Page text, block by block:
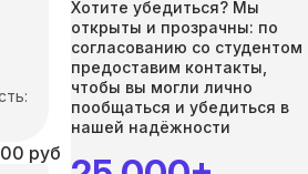
руб
Хотите убедиться? Мы
открыты и прозрачны: по
согласованию со студентом
предоставим контакты,
чтобы вы могли лично
пообщаться и убедиться в
нашей надёжности